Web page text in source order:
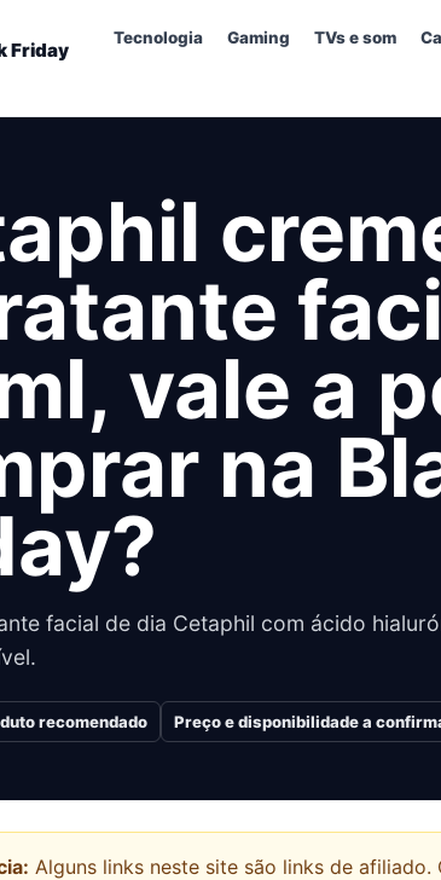
Friday
Tecnologia Gaming TVs e som
vale a
na
facial de dia Cetaphil com ácido
recomendado Preço e disponibilidade a
Alguns links neste site são links de